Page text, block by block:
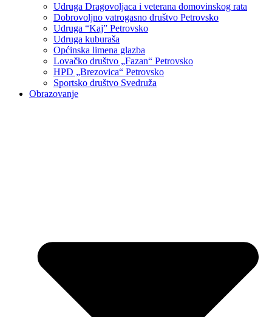
Udruga Dragovoljaca i veterana domovinskog rata
Dobrovoljno vatrogasno društvo Petrovsko
Udruga “Kaj” Petrovsko
Udruga kuburaša
Općinska limena glazba
Lovačko društvo „Fazan“ Petrovsko
HPD „Brezovica“ Petrovsko
Sportsko društvo Svedruža
Obrazovanje